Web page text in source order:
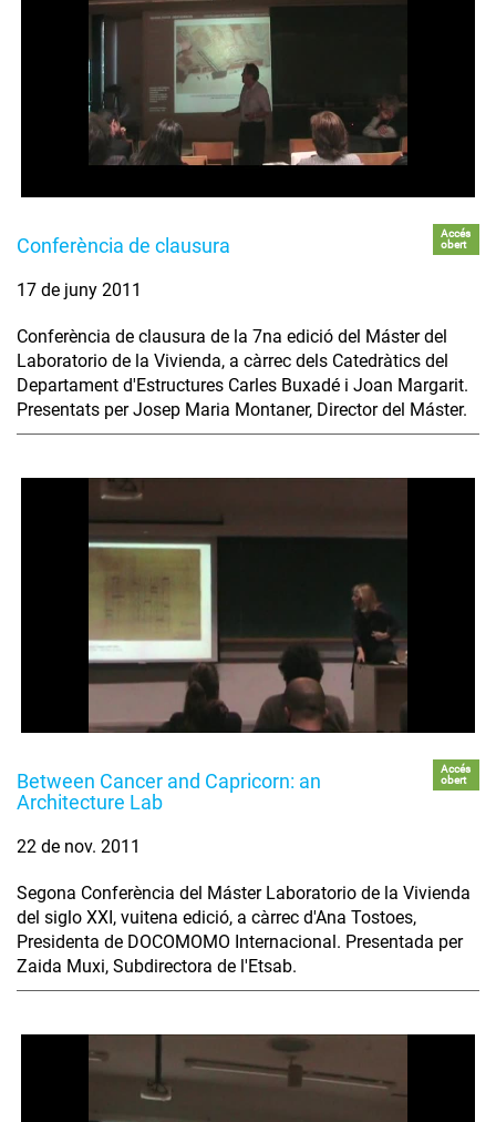
Conferència de clausura
Accés
obert
17 de juny 2011
Conferència de clausura de la 7na edició del Máster del
Laboratorio de la Vivienda, a càrrec dels Catedràtics del
Departament d'Estructures Carles Buxadé i Joan Margarit.
Presentats per Josep Maria Montaner, Director del Máster.
Between Cancer and Capricorn: an
Architecture Lab
Accés
obert
22 de nov. 2011
Segona Conferència del Máster Laboratorio de la Vivienda
del siglo XXI, vuitena edició, a càrrec d'Ana Tostoes,
Presidenta de DOCOMOMO Internacional. Presentada per
Zaida Muxi, Subdirectora de l'Etsab.